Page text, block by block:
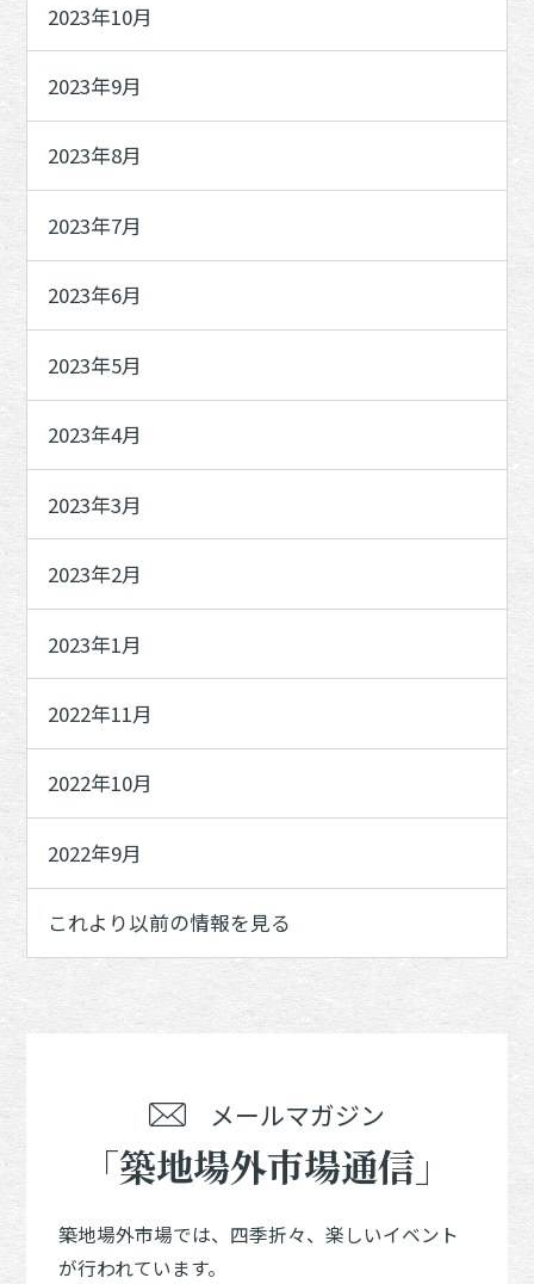
2023年10月
2023年9月
2023年8月
2023年7月
2023年6月
2023年5月
2023年4月
2023年3月
2023年2月
2023年1月
2022年11月
2022年10月
2022年9月
これより以前の情報を見る
メールマガジン
「築地場外市場通信」
築地場外市場では、四季折々、楽しいイベント
が行われています。